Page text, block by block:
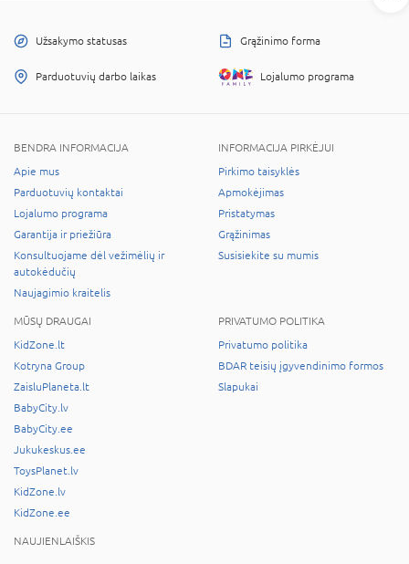
Užsakymo statusas Grąžinimo forma
Parduotuvių darbo laikas Lojalumo programa
BENDRA INFORMACIJA
Apie mus
Parduotuvių kontaktai
Lojalumo programa
Garantija ir priežiūra
Konsultuojame dėl vežimėlių ir
autokėdučių
Naujagimio kraitelis
INFORMACIJA PIRKĖJUI
Pirkimo taisyklės
Apmokėjimas
Pristatymas
Grąžinimas
Susisiekite su mumis
MŪSŲ DRAUGAI
KidZone.lt
Kotryna Group
ZaisluPlaneta.lt
BabyCity.lv
BabyCity.ee
Jukukeskus.ee
ToysPlanet.lv
KidZone.lv
KidZone.ee
PRIVATUMO POLITIKA
Privatumo politika
BDAR teisių įgyvendinimo formos
Slapukai
NAUJIENLAIŠKIS